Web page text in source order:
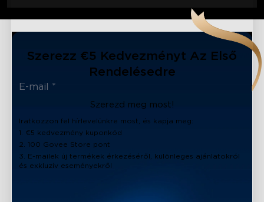
Szerezz €5 Kedvezményt Az Első
Rendelésedre
Szerezd meg most!
Iratkozzon fel hírlevelünkre most, és kapja meg:
1. €5 kedvezmény kuponkód
2. 100 Govee Store pont
3. E-mailek új termékek érkezéséről, különleges ajánlatokról
és exkluzív eseményekről